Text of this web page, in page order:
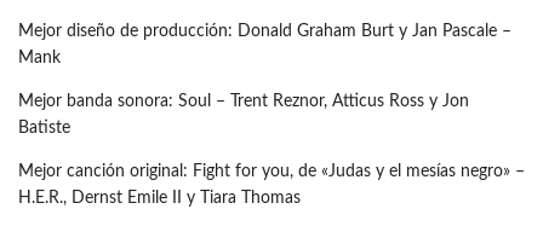
Mejor diseño de producción: Donald Graham Burt y Jan Pascale –
Mank
Mejor banda sonora: Soul – Trent Reznor, Atticus Ross y Jon
Batiste
Mejor canción original: Fight for you, de «Judas y el mesías negro» –
H.E.R., Dernst Emile II y Tiara Thomas